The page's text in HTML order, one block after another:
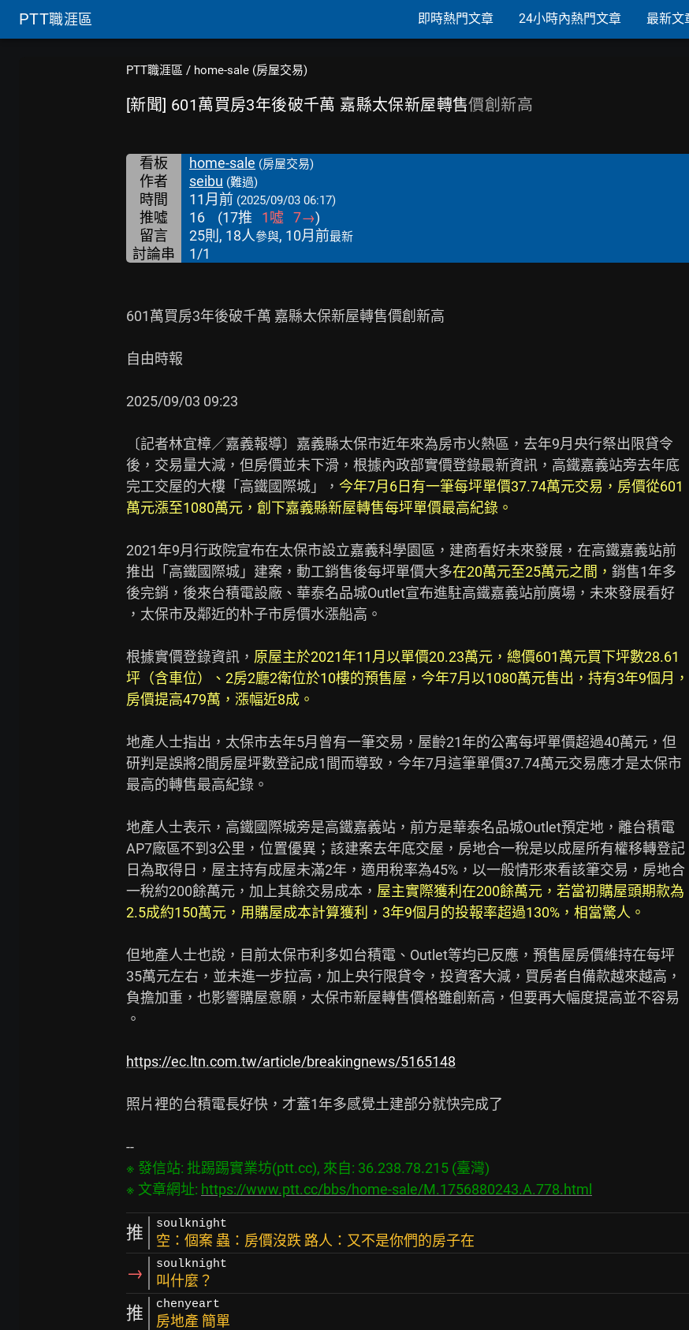
PTT職涯區 即時熱門文章 24小時內熱門文章 最新文
PTT職涯區 / home-sale (房屋交易)
[新聞] 601萬買房3年後破千萬 嘉縣太保新屋轉售價創新高
看板 home-sale (房屋交易)
作者 seibu (難過)
時間 11月前 (2025/09/03 06:17)
推噓 16 (17推 1噓 7→)
留言
25則, 18人參與, 10月前最新
討論串 1/1
601萬買房3年後破千萬 嘉縣太保新屋轉售價創新高
自由時報
2025/09/03 09:23
〔記者林宜樟／嘉義報導〕嘉義縣太保市近年來為房市火熱區，去年9月央行祭出限貸令
後，交易量大減，但房價並未下滑，根據內政部實價登錄最新資訊，高鐵嘉義站旁去年底
完工交屋的大樓「高鐵國際城」， 今年7月6日有一筆每坪單價37.74萬元交易，房價從601
萬元漲至1080萬元，創下嘉義縣新屋轉售每坪單價最高紀錄。
2021年9月行政院宣布在太保市設立嘉義科學園區，建商看好未來發展，在高鐵嘉義站前
推出「高鐵國際城」建案，動工銷售後每坪單價大多在20萬元至25萬元之間， 銷售1年多
後完銷，後來台積電設廠、華泰名品城Outlet宣布進駐高鐵嘉義站前廣場，未來發展看好
，太保市及鄰近的朴子市房價水漲船高。
根據實價登錄資訊， 原屋主於2021年11月以單價20.23萬元，總價601萬元買下坪數28.61
坪（含車位）、2房2廳2衛位於10樓的預售屋，今年7月以1080萬元售出，持有3年9個月，
房價提高479萬，漲幅近8成。
地產人士指出，太保市去年5月曾有一筆交易，屋齡21年的公寓每坪單價超過40萬元，但
研判是誤將2間房屋坪數登記成1間而導致，今年7月這筆單價37.74萬元交易應才是太保市
最高的轉售最高紀錄。
地產人士表示，高鐵國際城旁是高鐵嘉義站，前方是華泰名品城Outlet預定地，離台積電
AP7廠區不到3公里，位置優異；該建案去年底交屋，房地合一稅是以成屋所有權移轉登記
日為取得日，屋主持有成屋未滿2年，適用稅率為45%，以一般情形來看該筆交易，房地合
一稅約200餘萬元，加上其餘交易成本， 屋主實際獲利在200餘萬元，若當初購屋頭期款為
2.5成約150萬元，用購屋成本計算獲利，3年9個月的投報率超過130%，相當驚人。
但地產人士也說，目前太保市利多如台積電、Outlet等均已反應，預售屋房價維持在每坪
35萬元左右，並未進一步拉高，加上央行限貸令，投資客大減，買房者自備款越來越高，
負擔加重，也影響購屋意願，太保市新屋轉售價格雖創新高，但要再大幅度提高並不容易
。
https://ec.ltn.com.tw/article/breakingnews/5165148
照片裡的台積電長好快，才蓋1年多感覺土建部分就快完成了
※ 發信站: 批踢踢實業坊(ptt.cc), 來自: 36.238.78.215 (臺灣)
※ 文章網址: https://www.ptt.cc/bbs/home-sale/M.1756880243.A.778.html
推 soulknight
空：個案 蟲：房價沒跌 路人：又不是你們的房子在
→ soulknight
叫什麼？
推 chenyeart
房地產 簡單